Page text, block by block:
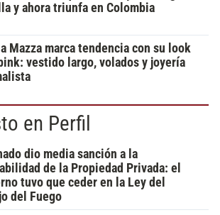
y ahora triunfa en Colombia
Mazza marca tendencia con su look
vestido largo, volados y joyería
en Perfil
dio media sanción a la
de la Propiedad Privada: el
tuvo que ceder en la Ley del
del Fuego